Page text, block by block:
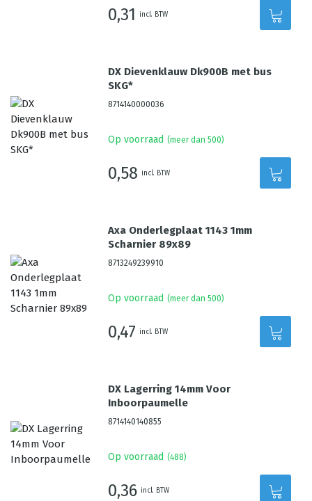
0,31 incl. BTW
DX Dievenklauw Dk900B met bus
SKG*
8714140000036
Op voorraad (meer dan 500)
0,58 incl. BTW
Axa Onderlegplaat 1143 1mm
Scharnier 89x89
8713249239910
Op voorraad (meer dan 500)
0,47 incl. BTW
DX Lagerring 14mm Voor
Inboorpaumelle
8714140140855
Op voorraad (488)
0,36 incl. BTW